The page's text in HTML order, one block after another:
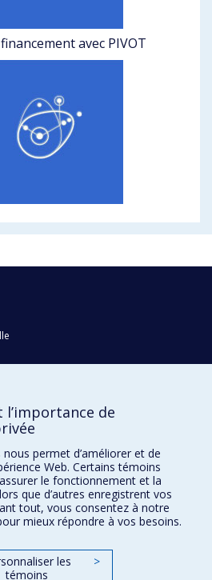
avec PIVOT
l’importance de
permet d’améliorer et de
Web. Certains témoins
le fonctionnement et la
que d’autres enregistrent vos
tout, vous consentez à notre
mieux répondre à vos besoins.
les
témoins
>